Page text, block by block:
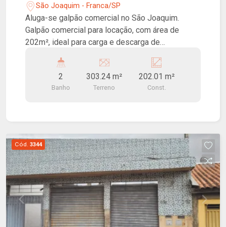
São Joaquim - Franca/SP
Aluga-se galpão comercial no São Joaquim.
Galpão comercial para locação, com área de
202m², ideal para carga e descarga de
empresas em geral.
2
Banho
303.24 m²
Terreno
202.01 m²
Const.
Cód. 3344